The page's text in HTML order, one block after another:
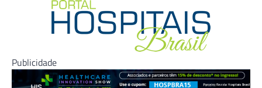
Publicidade